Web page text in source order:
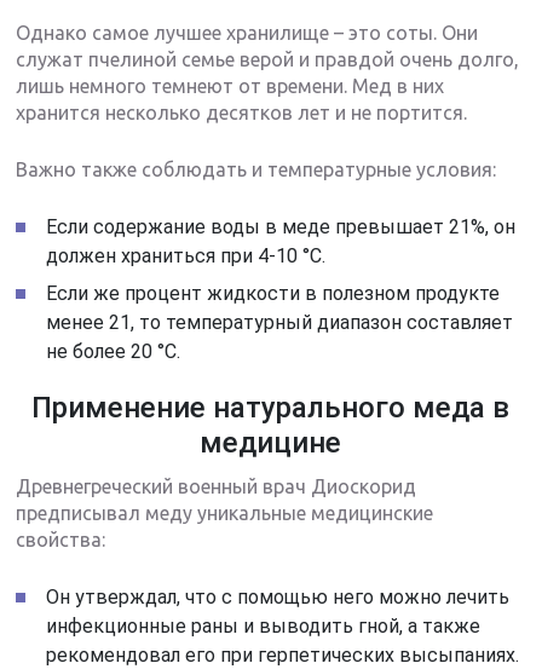
Однако самое лучшее хранилище – это соты. Они
служат пчелиной семье верой и правдой очень долго,
лишь немного темнеют от времени. Мед в них
хранится несколько десятков лет и не портится.
Важно также соблюдать и температурные условия:
Если содержание воды в меде превышает 21%, он
должен храниться при 4-10 °С.
Если же процент жидкости в полезном продукте
менее 21, то температурный диапазон составляет
не более 20 °С.
Применение натурального меда в
медицине
Древнегреческий военный врач Диоскорид
предписывал меду уникальные медицинские
свойства:
Он утверждал, что с помощью него можно лечить
инфекционные раны и выводить гной, а также
рекомендовал его при герпетических высыпаниях.